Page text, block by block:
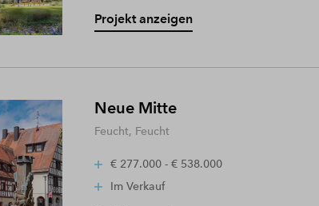
Projekt anzeigen
Neue Mitte
Feucht, Feucht
€ 277.000 - € 538.000
Im Verkauf